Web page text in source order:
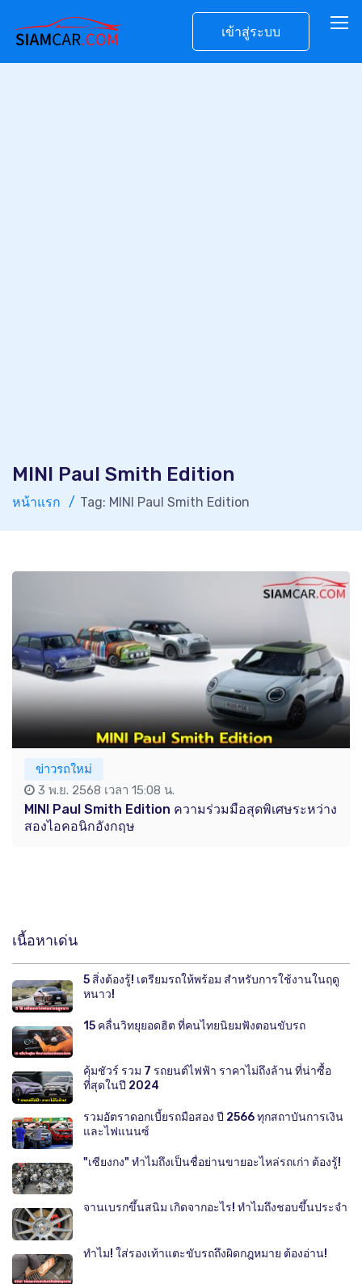
เข้าสู่ระบบ
MINI Paul Smith Edition
หน้าแรก Tag: MINI Paul Smith Edition
ข่าวรถใหม่
3 พ.ย. 2568 เวลา 15:08 น.
MINI Paul Smith Edition ความร่วมมือสุดพิเศษระหว่าง
สองไอคอนิกอังกฤษ
เนื้อหาเด่น
5 สิ่งต้องรู้! เตรียมรถให้พร้อม สำหรับการใช้งานในฤดู
หนาว!
15 คลื่นวิทยุยอดฮิต ที่คนไทยนิยมฟังตอนขับรถ
คุ้มชัวร์ รวม 7 รถยนต์ไฟฟ้า ราคาไม่ถึงล้าน ที่น่าซื้อ
ที่สุดในปี 2024
รวมอัตราดอกเบี้ยรถมือสอง ปี 2566 ทุกสถาบันการเงิน
และไฟแนนซ์
"เซียงกง" ทำไมถึงเป็นชื่อย่านขายอะไหล่รถเก่า ต้องรู้!
จานเบรกขึ้นสนิม เกิดจากอะไร! ทำไมถึงชอบขึ้นประจำ
ทำไม! ใส่รองเท้าแตะขับรถถึงผิดกฎหมาย ต้องอ่าน!